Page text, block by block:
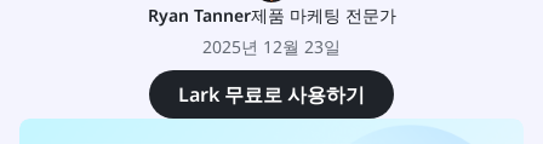
Ryan Tanner제품 마케팅 전문가
2025년 12월 23일
Lark 무료로 사용하기